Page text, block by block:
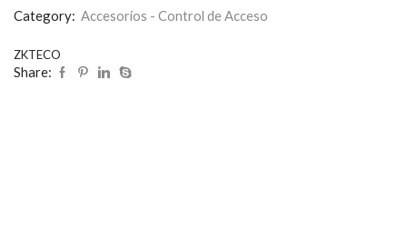
Category: Accesorios - Control de Acceso
ZKTECO
Share: